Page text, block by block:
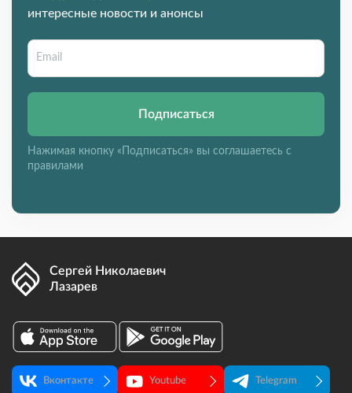
интересные новости и анонсы
Подписаться
Нажимая кнопку «Подписаться» вы соглашаетесь с
правилами
Сергей Николаевич
Лазарев
Вконтакте Youtube Telegram